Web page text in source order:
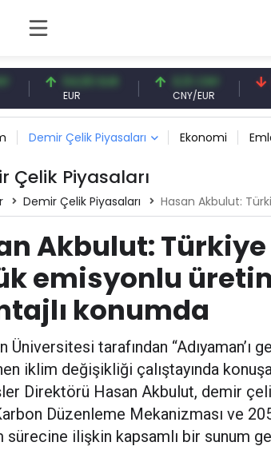
54,93 EUR
EUR
0,13 CNY
CNY/EUR
41,53
Faiz
Demir Çelik Piyasaları Ekonomi
Çelik Piyasaları
Demir Çelik Piyasaları Hasan Akbulut: Türkiye çelik
Akbulut:
emisyonlu
konumda
Üniversitesi tarafından “Adıyaman’ı
iklim değişikliği çalıştayında
Direktörü Hasan Akbulut, demir
Düzenleme Mekanizması ve
sürecine ilişkin kapsamlı bir sunum